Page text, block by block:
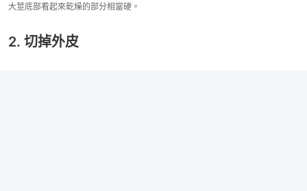
大莖底部看起來乾燥的部分相當硬。
2. 切掉外皮